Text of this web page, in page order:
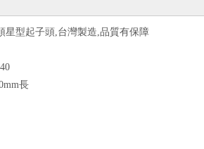
星型起子頭,台灣製造,品質有保障
長